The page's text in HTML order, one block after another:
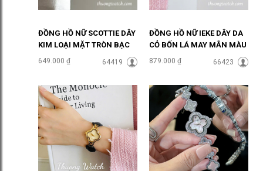
ĐỒNG HỒ NỮ SCOTTIE DÂY
KIM LOẠI MẶT TRÒN BẠC
SANG CHẢNH ĐHĐ46905
649.000 ₫ 64419
ĐỒNG HỒ NỮ IEKE DÂY DA
CỎ BỐN LÁ MAY MẮN MÀU
TRẮNG ĐHĐ48702
879.000 ₫ 66423